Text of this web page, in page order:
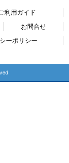
利用ガイド
お問合せ
ーポリシー